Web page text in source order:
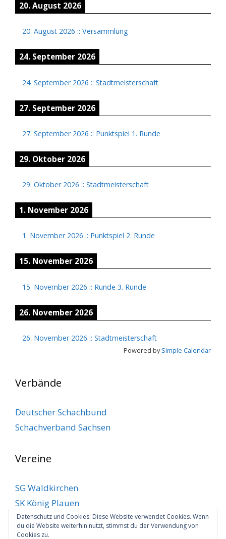
20. August 2026
20. August 2026 :: Versammlung
24. September 2026
24. September 2026 :: Stadtmeisterschaft
27. September 2026
27. September 2026 :: Punktspiel 1. Runde
29. Oktober 2026
29. Oktober 2026 :: Stadtmeisterschaft
1. November 2026
1. November 2026 :: Punktspiel 2. Runde
15. November 2026
15. November 2026 :: Runde 3. Runde
26. November 2026
26. November 2026 :: Stadtmeisterschaft
Powered bySimple Calendar
Verbände
Deutscher Schachbund
Schachverband Sachsen
Vereine
SG Waldkirchen
SK König Plauen
SV Klingenthal
SV Markneukirchen
Datenschutz und Cookies: Diese Website verwendet Cookies. Wenn
du die Website weiterhin nutzt, stimmst du der Verwendung von
Cookies zu.